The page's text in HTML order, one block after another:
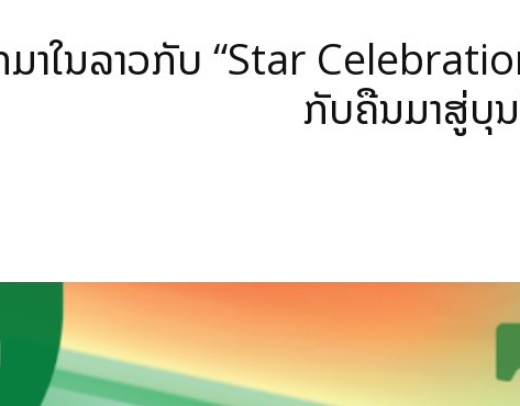
ມາໃນລາວກັບ “Star
ກັບຄືນມາສູ່ບຸ